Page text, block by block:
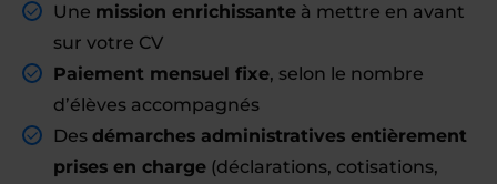
Une mission enrichissante à mettre en avant
sur votre CV
Paiement mensuel fixe, selon le nombre
d’élèves accompagnés
Des démarches administratives entièrement
prises en charge (déclarations, cotisations,